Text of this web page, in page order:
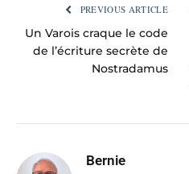
PREVIOUS ARTICLE
Un Varois craque le code
de l’écriture secrète de
Nostradamus
Bernie